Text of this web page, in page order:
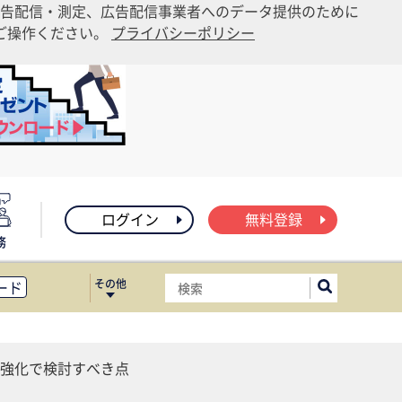
配信・測定、広告配信事業者へのデータ提供のために
作ください。 プライバシーポリシー
ログイン 無料登録
ド
ス移転
その他
化で検討すべき点